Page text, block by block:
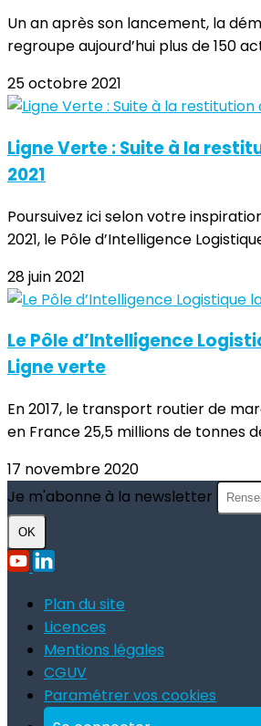
Un an après son lancement, la
regroupe aujourd’hui plus de 150
25 octobre 2021
Ligne Verte : Suite à la
2021
Poursuivez ici selon votre
2021, le Pôle d’Intelligence
28 juin 2021
Le Pôle d’Intelligence
Ligne verte
En 2017, le transport routier de
en France 25,5 millions de tonnes
17 novembre 2020
Je m'abonne à la newsletter
OK
Plan du site
Licences
Mentions légales
CGUV
Paramétrer vos cookies